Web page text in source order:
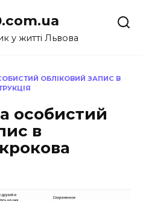
у житті Львова
ОБЛІКОВИЙ ЗАПИС В
особистий
в